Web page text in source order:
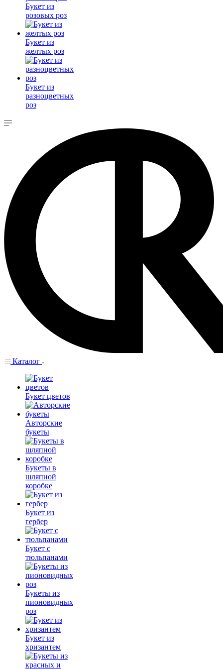
Букет из
розовых роз
Букет из
желтых роз
Букет из
разноцветных
роз
Каталог
Букет цветов
Авторские
букеты
Букеты в
шляпной
коробке
Букет из
гербер
Букет с
тюльпанами
Букеты из
пионовидных
роз
Букет из
хризантем